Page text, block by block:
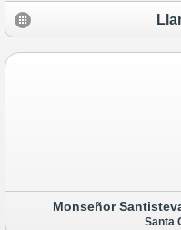
Monseñor
Santa